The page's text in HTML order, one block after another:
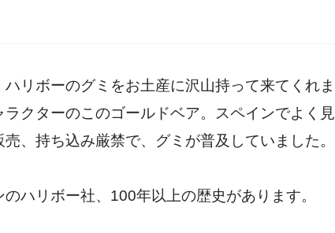
リボーのグミをお土産に沢山持って来てくれ
クターのこのゴールドベア。スペインでよく
、持ち込み厳禁で、グミが普及していました。
ハリボー社、100年以上の歴史があります。